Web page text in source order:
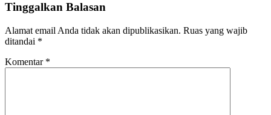
Tinggalkan Balasan
Alamat email Anda tidak akan dipublikasikan. Ruas yang wajib
ditandai *
Komentar *